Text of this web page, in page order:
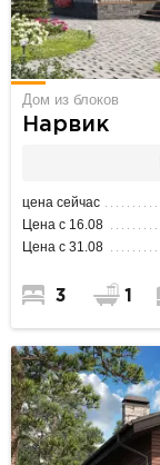
Дом из блоков
Нарвик
цена сейчас
Цена с 16.08
Цена с 31.08
3 1